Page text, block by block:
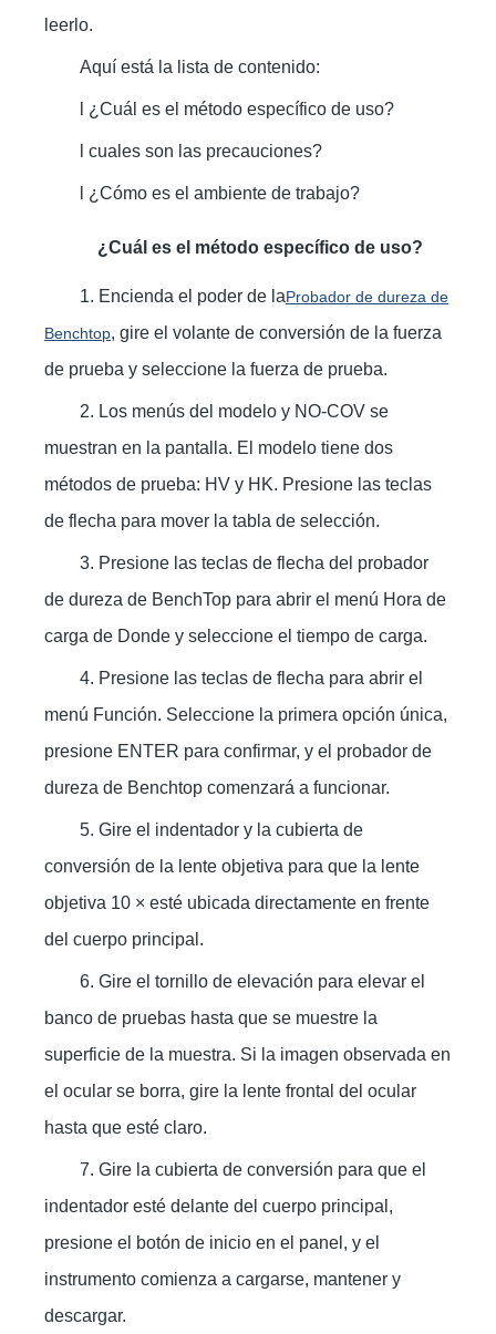
leerlo.
Aquí está la lista de contenido:
l ¿Cuál es el método específico de uso?
l cuales son las precauciones?
l ¿Cómo es el ambiente de trabajo?
¿Cuál es el método específico de uso?
1. Encienda el poder de laProbador de dureza de
Benchtop, gire el volante de conversión de la fuerza
de prueba y seleccione la fuerza de prueba.
2. Los menús del modelo y NO-COV se
muestran en la pantalla. El modelo tiene dos
métodos de prueba: HV y HK. Presione las teclas
de flecha para mover la tabla de selección.
3. Presione las teclas de flecha del probador
de dureza de BenchTop para abrir el menú Hora de
carga de Donde y seleccione el tiempo de carga.
4. Presione las teclas de flecha para abrir el
menú Función. Seleccione la primera opción única,
presione ENTER para confirmar, y el probador de
dureza de Benchtop comenzará a funcionar.
5. Gire el indentador y la cubierta de
conversión de la lente objetiva para que la lente
objetiva 10 × esté ubicada directamente en frente
del cuerpo principal.
6. Gire el tornillo de elevación para elevar el
banco de pruebas hasta que se muestre la
superficie de la muestra. Si la imagen observada en
el ocular se borra, gire la lente frontal del ocular
hasta que esté claro.
7. Gire la cubierta de conversión para que el
indentador esté delante del cuerpo principal,
presione el botón de inicio en el panel, y el
instrumento comienza a cargarse, mantener y
descargar.